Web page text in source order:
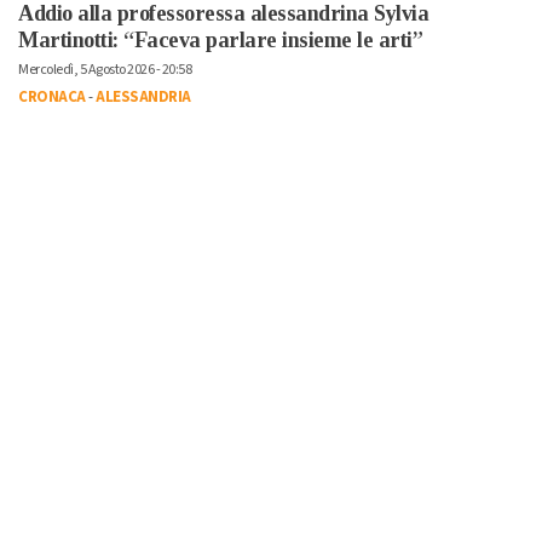
Addio alla professoressa alessandrina Sylvia
Martinotti: “Faceva parlare insieme le arti”
Mercoledì, 5 Agosto 2026 - 20:58
CRONACA-ALESSANDRIA